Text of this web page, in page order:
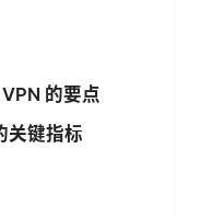
的要点
关键指标